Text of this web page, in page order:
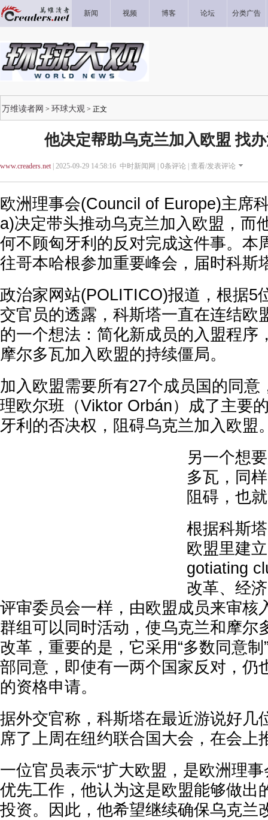
新闻 视频 博客 论坛 分类广告
万维读者网 > 环球大观 > 正文
他决定帮助乌克兰加入欧盟 找
www.creaders.net| 2025-09-29 14:58:16 中时新闻网 | 0条评论 | 查看/发表评论
欧洲理事会(Council of Europe)主席
a)决定带头推动乌克兰加入欧盟，而
何不顾匈牙利的反对完成这件事。本
往哥本哈根参加重要峰会，届时科斯
政治家网站(POLITICO)报道，根据5
交官员的透露，科斯塔一直在连结欧
的一个想法：简化新成员的入盟程序
摩尔多瓦加入欧盟的持续僵局。
加入欧盟需要所有27个成员国的同意
理欧尔班（Viktor Orbán）成了主要
牙利的否决权，阻碍乌克兰加入欧盟
另一个想
多瓦，同
阻碍，也
根据科斯
欧盟里建
gotiating
改革、经
评审委员会一样，由欧盟成员来审核
群组可以同时活动，使乌克兰和摩尔
改革，重要的是，它采用“多数同意
部同意，即使有一两个国家反对，仍
的资格申请。
据外交官称，科斯塔在最近游说好几
席了上周在纽约联合国大会，在会上
一位官员表示“扩大欧盟，是欧洲理
优先工作，他认为这是欧盟能够做出
投资。因此，他希望继续确保乌克兰